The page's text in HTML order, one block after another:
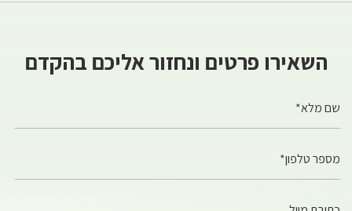
השאירו פרטים ונחזור אליכם בהקדם
שם מלא*
מספר טלפון*